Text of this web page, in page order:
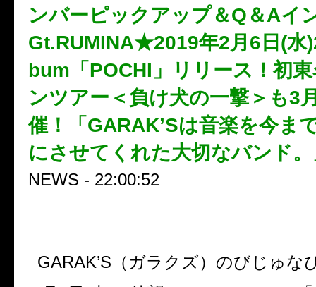
ンバーピックアップ＆Q＆Aイ
Gt.RUMINA★2019年2月6日(水
bum「POCHI」リリース！初
ンツアー＜負け犬の一撃＞も3
催！「GARAK’Sは音楽を今ま
にさせてくれた大切なバンド
NEWS - 22:00:52
GARAK’S（ガラクズ）のびじゅな